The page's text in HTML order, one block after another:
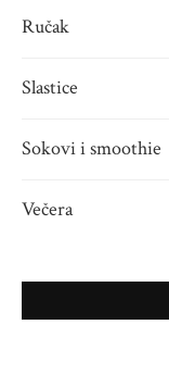
Ručak
Slastice
Sokovi i smoothie
Večera